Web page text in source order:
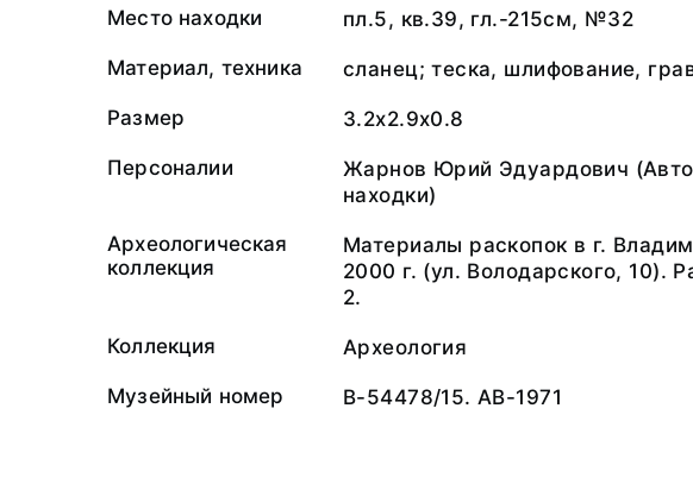
Место находки пл.5, кв.39, гл.-215см, №32
Материал, техника сланец; теска, шлифование,
Размер 3.2x2.9x0.8
Персоналии
Жарнов Юрий Эдуардович
находки)
Археологическая
коллекция
Материалы раскопок в г.
2000 г. (ул. Володарского, 10).
2.
Коллекция Археология
Музейный номер В-54478/15. АВ-1971